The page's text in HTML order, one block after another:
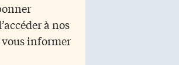
à nos
vous informer